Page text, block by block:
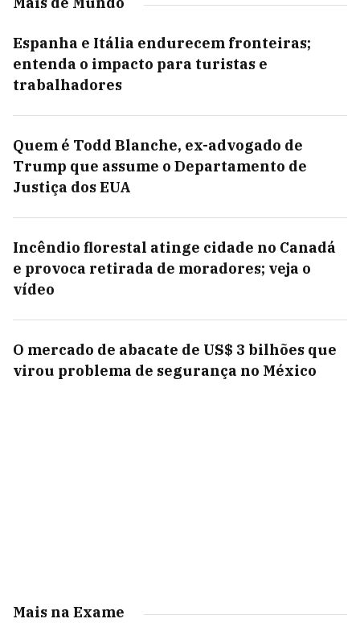
Espanha e Itália endurecem fronteiras;
entenda o impacto para turistas e
trabalhadores
Quem é Todd Blanche, ex-advogado de
Trump que assume o Departamento de
Justiça dos EUA
Incêndio florestal atinge cidade no Canadá
e provoca retirada de moradores; veja o
vídeo
O mercado de abacate de US$ 3 bilhões que
virou problema de segurança no México
Mais na Exame